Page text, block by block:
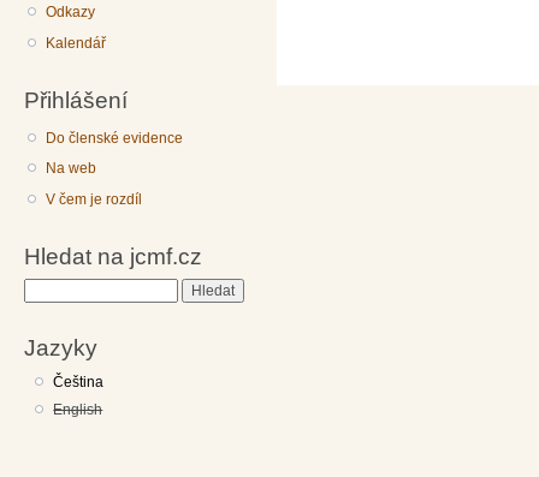
Odkazy
Kalendář
Přihlášení
Do členské evidence
Na web
V čem je rozdíl
Hledat na jcmf.cz
Jazyky
Čeština
English